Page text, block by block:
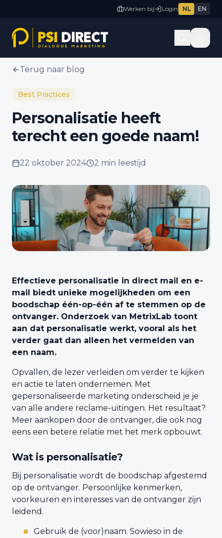
Werken bij Login NL EN
Terug naar blog
Best Practices
Personalisatie heeft
terecht een goede naam!
22 oktober 2024 2 min leestijd
Effectieve personalisatie in direct mail en e-
mail biedt unieke mogelijkheden om een
boodschap één-op-één af te stemmen op de
ontvanger. Onderzoek van MetrixLab toont
aan dat personalisatie werkt, vooral als het
verder gaat dan alleen het vermelden van
een naam.
Opvallen, de lezer verleiden om verder te kijken
en actie te laten ondernemen. Met
gepersonaliseerde marketing onderscheid je je
van alle andere reclame-uitingen. Het resultaat?
Meer aankopen door de ontvanger, die ook nog
eens een betere relatie met het merk opbouwt.
Wat is personalisatie?
Bij personalisatie wordt de boodschap afgestemd
op de ontvanger. Persoonlijke kenmerken,
voorkeuren en interesses van de ontvanger zijn
leidend.
Gebruik de (voor)naam. Sowieso in de